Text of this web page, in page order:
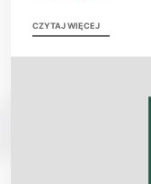
CZYTAJ WIĘCEJ